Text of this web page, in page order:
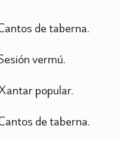
de taberna.
vermú.
popular.
de taberna.